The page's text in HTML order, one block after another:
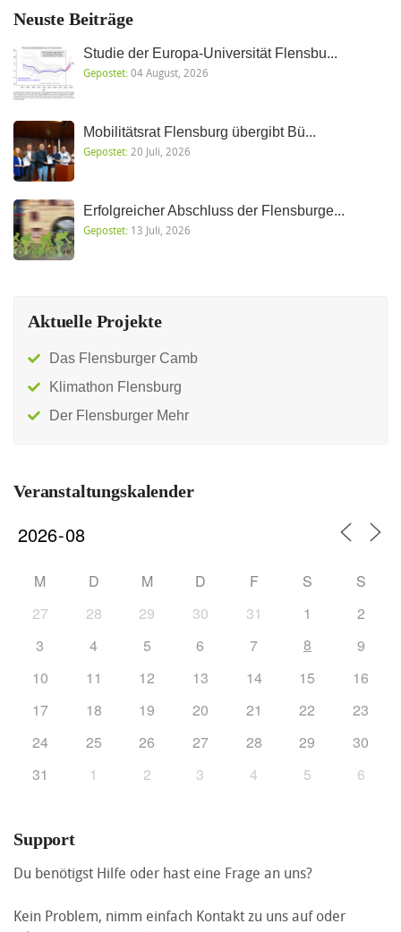
Neuste Beiträge
Studie der Europa-Universität Flensbu...
Gepostet:04 August, 2026
Mobilitätsrat Flensburg übergibt Bü...
Gepostet: 20 Juli, 2026
Erfolgreicher Abschluss der Flensburge...
Gepostet: 13 Juli, 2026
Aktuelle Projekte
Das Flensburger Camb
Klimathon Flensburg
Der Flensburger Mehr
Veranstaltungskalender
M D M D F S
S
27
28 29 30 31 1
2
3
4 5 6 7 8
9
10
11 12 13 14 15
16
17
18 19 20 21 22
23
24
25 26 27 28 29
30
31
1 2 3 4 5 6
Support
Du benötigst Hilfe oder hast eine Frage an uns?
Kein Problem, nimm einfach Kontakt zu uns auf oder